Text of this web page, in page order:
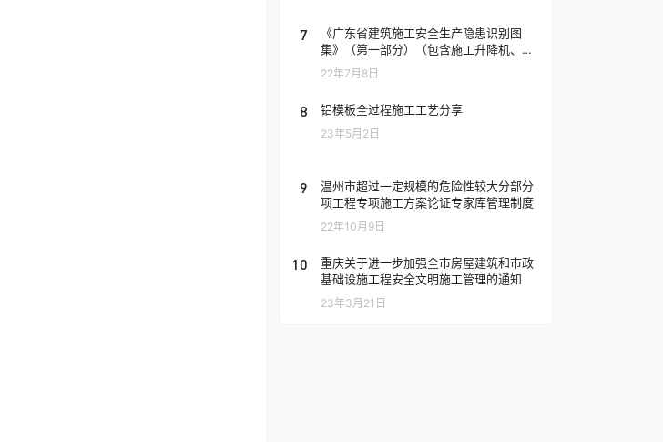
7
《广东省建筑施工安全生产隐患识别图
集》（第一部分）（包含施工升降机、塔
式起重机、现浇混凝土模板工程）
22年7月8日
8 铝模板全过程施工工艺分享
23年5月2日
9
温州市超过一定规模的危险性较大分部分
项工程专项施工方案论证专家库管理制度
22年10月9日
10 重庆关于进一步加强全市房屋建筑和市政
基础设施工程安全文明施工管理的通知
23年3月21日